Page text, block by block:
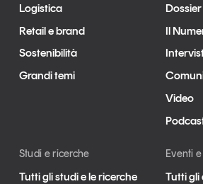
Logistica
Retail e brand
Sostenibilità
Grandi temi
Dossier
Il
Video
Studi e ricerche
Tutti gli studi e le ricerche
Eventi
Tutti